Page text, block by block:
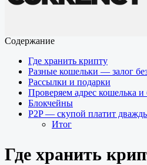
Содержание
Где хранить крипту
Разные кошельки — залог
Рассылки и подарки
Проверяем адрес кошелька и
Блокчейны
P2P — скупой платит
Итог
Где хранить